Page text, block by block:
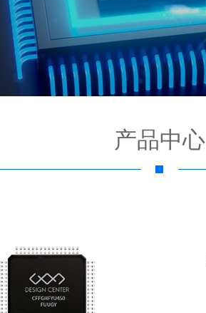
产品中心